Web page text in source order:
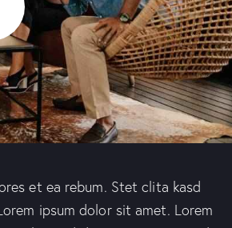
et ea rebum. Stet clita kasd
ipsum dolor sit amet. Lorem